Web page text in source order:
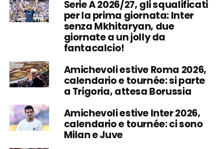
Serie A 2026/27, gli squalificati
per la prima giornata: Inter
senza Mkhitaryan, due
giornate a un jolly da
fantacalcio!
Amichevoli estive Roma 2026,
calendario e tournée: si parte
a Trigoria, attesa Borussia
Amichevoli estive Inter 2026,
calendario e tournée: ci sono
Milan e Juve